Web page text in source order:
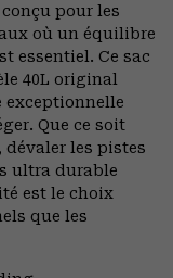
pour les
où un équilibre
essentiel. Ce sac
40L original
exceptionnelle
Que ce soit
les pistes
ultra durable
est le choix
que les